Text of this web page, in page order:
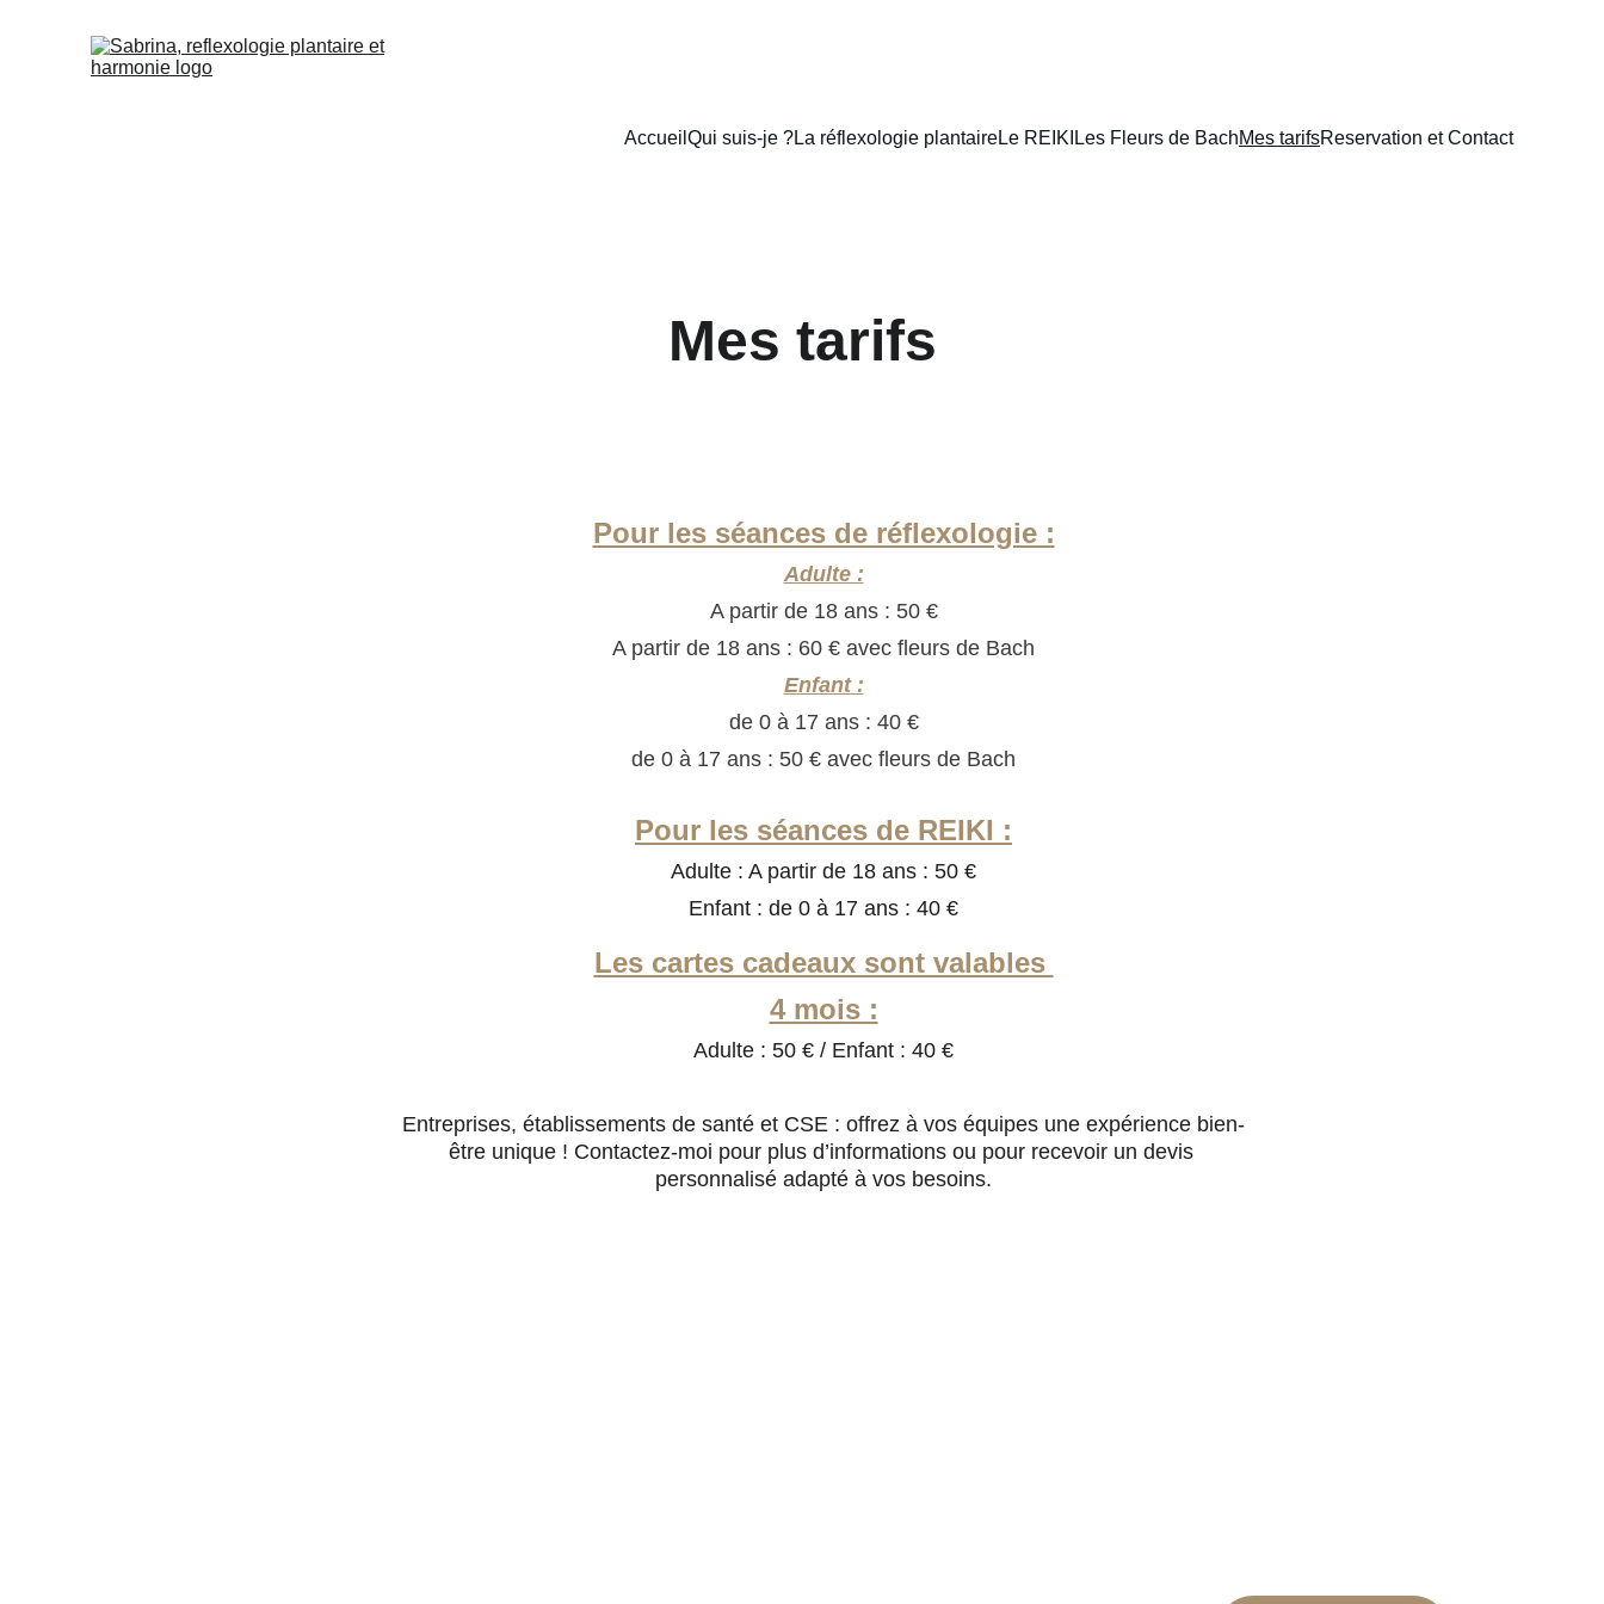
Accueil Qui suis-je ?La réflexologie plantaireLe REIKI Les Fleurs de BachMes tarifsReservation et Contact
Mes tarifs
Pour les séances de réflexologie :
Adulte :
A partir de 18 ans : 50 €
A partir de 18 ans : 60 € avec fleurs de Bach
Enfant :
de 0 à 17 ans : 40 €
de 0 à 17 ans : 50 € avec fleurs de Bach
Pour les séances de REIKI :
Adulte : A partir de 18 ans : 50 €
Enfant : de 0 à 17 ans : 40 €
Les cartes cadeaux sont valables
4 mois :
Adulte : 50 € / Enfant : 40 €
Entreprises, établissements de santé et CSE : offrez à vos équipes une expérience bien-
être unique ! Contactez-moi pour plus d’informations ou pour recevoir un devis
personnalisé adapté à vos besoins.